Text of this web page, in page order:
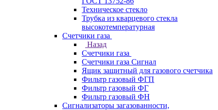
Техническое стекло
Трубка из кварцевого стекла
высокотемпературная
Счетчики газа
Назад
Счетчики газа
Счетчики газа Сигнал
Ящик защитный для газового счетчика
Фильтр газовый ФГП
Фильтр газовый ФГ
Фильтр газовый ФН
Сигнализаторы загазованности,